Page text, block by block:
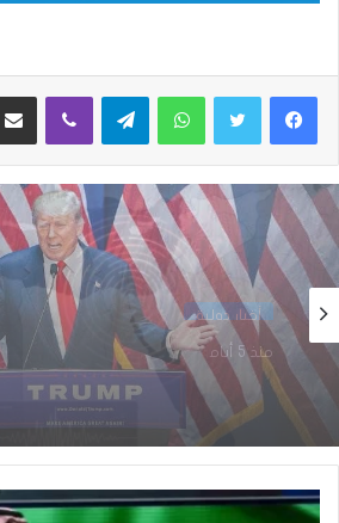
واتساب تيلقرام ڤايبر
أخبار دولية
منذ 5 أيام
مصر:حدوث زلزال بقوة 5,6 درجات
أخبار دولية
منذ أسبوع واحد
2026